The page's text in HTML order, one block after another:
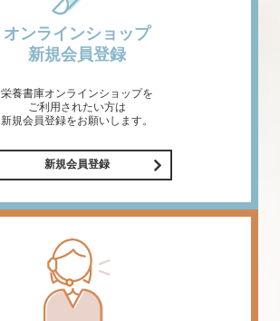
オンラインショップ
新規会員登録
栄養書庫オンラインショップを
ご利用されたい方は
新規会員登録をお願いします。
新規会員登録